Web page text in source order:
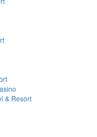
& Resort